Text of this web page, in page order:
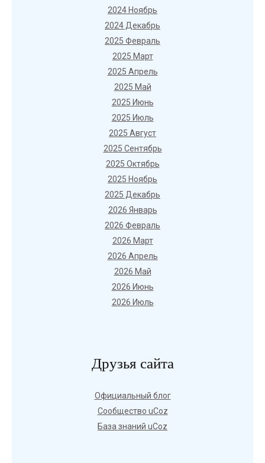
2024 Ноябрь
2024 Декабрь
2025 Февраль
2025 Март
2025 Апрель
2025 Май
2025 Июнь
2025 Июль
2025 Август
2025 Сентябрь
2025 Октябрь
2025 Ноябрь
2025 Декабрь
2026 Январь
2026 Февраль
2026 Март
2026 Апрель
2026 Май
2026 Июнь
2026 Июль
Друзья сайта
Официальный блог
Сообщество uCoz
База знаний uCoz